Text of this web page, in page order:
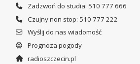
Zadzwoń do studia: 510 777 666
Czujny non stop: 510 777 222
Wyślij do nas wiadomość
Prognoza pogody
radioszczecin.pl